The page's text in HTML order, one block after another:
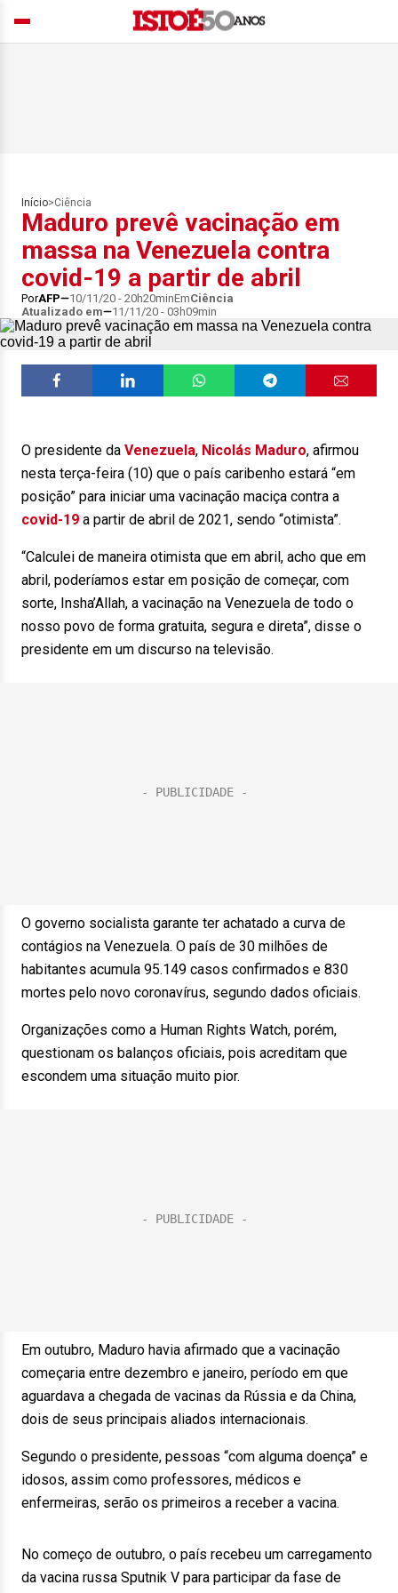
Início>Ciência
Maduro prevê vacinação em
massa na Venezuela contra
covid-19 a partir de abril
PorAFP 10/11/20 - 20h20minEmCiência
Atualizado em
11/11/20 - 03h09min
O presidente da Venezuela, Nicolás Maduro, afirmou
nesta terça-feira (10) que o país caribenho estará “em
posição” para iniciar uma vacinação maciça contra a
covid-19 a partir de abril de 2021, sendo “otimista”.
“Calculei de maneira otimista que em abril, acho que em
abril, poderíamos estar em posição de começar, com
sorte, Insha’Allah, a vacinação na Venezuela de todo o
nosso povo de forma gratuita, segura e direta”, disse o
presidente em um discurso na televisão.
O governo socialista garante ter achatado a curva de
contágios na Venezuela. O país de 30 milhões de
habitantes acumula 95.149 casos confirmados e 830
mortes pelo novo coronavírus, segundo dados oficiais.
Organizações como a Human Rights Watch, porém,
questionam os balanços oficiais, pois acreditam que
escondem uma situação muito pior.
Em outubro, Maduro havia afirmado que a vacinação
começaria entre dezembro e janeiro, período em que
aguardava a chegada de vacinas da Rússia e da China,
dois de seus principais aliados internacionais.
Segundo o presidente, pessoas “com alguma doença” e
idosos, assim como professores, médicos e
enfermeiras, serão os primeiros a receber a vacina.
No começo de outubro, o país recebeu um carregamento
da vacina russa Sputnik V para participar da fase de